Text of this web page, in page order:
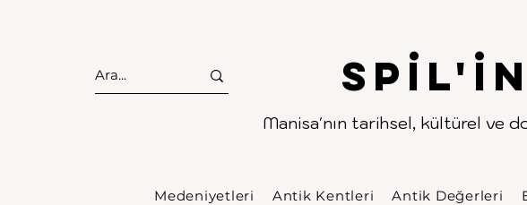
Manisa'nın tarihsel, kültürel ve
. .
Medeniyetleri Antik Kentleri Antik Değerleri